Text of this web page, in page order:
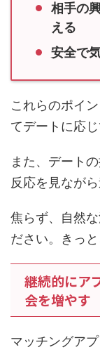
相手の
える
安全で
これらのポイ
てデートに応
また、デート
反応を見なが
焦らず、自然
ださい。きっ
継続的にア
会を増やす
マッチングア